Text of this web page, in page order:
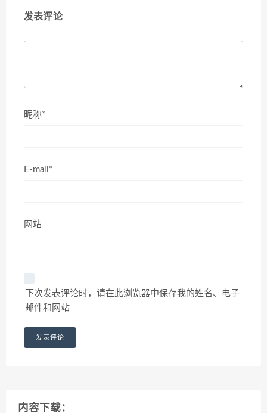
发表评论
昵称*
E-mail*
网站
下次发表评论时，请在此浏览器中保存我的姓名、电子
邮件和网站
内容下载：